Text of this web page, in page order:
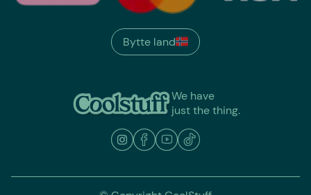
We have
just the thing.
Bytte land